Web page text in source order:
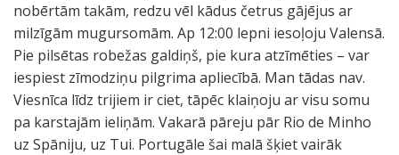
nobērtām takām, redzu vēl kādus četrus gājējus ar
milzīgām mugursomām. Ap 12:00 lepni iesoļoju Valensā.
Pie pilsētas robežas galdiņš, pie kura atzīmēties – var
iespiest zīmodziņu pilgrima apliecībā. Man tādas nav.
Viesnīca līdz trijiem ir ciet, tāpēc klaiņoju ar visu somu
pa karstajām ieliņām. Vakarā pāreju pār Rio de Minho
uz Spāniju, uz Tui. Portugāle šai malā šķiet vairāk